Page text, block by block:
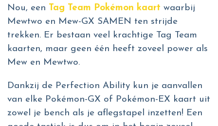
Nou, een Tag Team Pokémon kaart waarbij
Mewtwo en Mew-GX SAMEN ten strijde
trekken. Er bestaan veel krachtige Tag Team
kaarten, maar geen één heeft zoveel power als
Mew en Mewtwo.
Dankzij de Perfection Ability kun je aanvallen
van elke Pokémon-GX of Pokémon-EX kaart uit
zowel je bench als je aflegstapel inzetten! Een